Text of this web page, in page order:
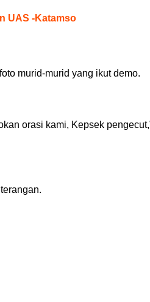
UAS -Katamso
murid-murid yang ikut demo.
orasi kami, Kepsek